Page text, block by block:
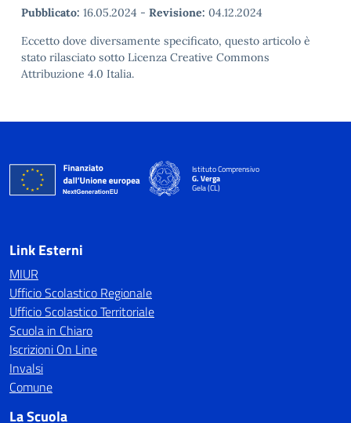
Pubblicato: 16.05.2024 - Revisione: 04.12.2024
Eccetto dove diversamente specificato, questo articolo è
stato rilasciato sotto Licenza Creative Commons
Attribuzione 4.0 Italia.
Istituto Comprensivo
G. Verga
Gela (CL)
Link Esterni
MIUR
Ufficio Scolastico Regionale
Ufficio Scolastico Territoriale
Scuola in Chiaro
Iscrizioni On Line
Invalsi
Comune
La Scuola